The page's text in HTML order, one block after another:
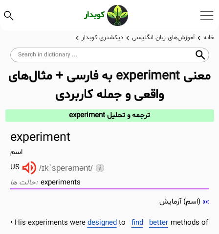
کوبدار
خانه آموزش‌های زبان انگلیسی دیکشنری کوبدار
معنی experiment به فارسی + مثال‌های
واقعی و جمله کاربردی
ترجمه و تحلیل experiment
experiment
اسم
US
/ɪkˈsperəmənt/
experiments
(اسم) آزمایش
His experiments weredesignedto find better methods of